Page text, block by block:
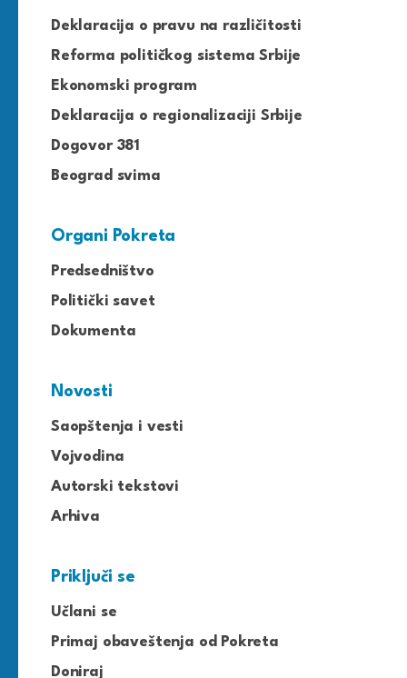
Deklaracija o pravu na različitosti
Reforma političkog sistema Srbije
Ekonomski program
Deklaracija o regionalizaciji Srbije
Dogovor 381
Beograd svima
Organi Pokreta
Predsedništvo
Politički savet
Dokumenta
Novosti
Saopštenja i vesti
Vojvodina
Autorski tekstovi
Arhiva
Priključi se
Učlani se
Primaj obaveštenja od Pokreta
Doniraj